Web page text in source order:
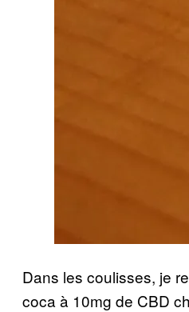
Dans les coulisses, je
coca à 10mg de CBD